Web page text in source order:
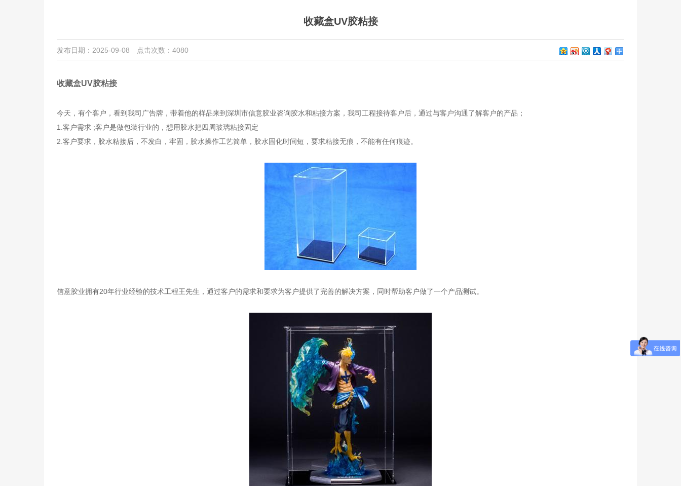
收藏盒UV胶粘接
发布日期：2025-09-08 点击次数：4080
收藏盒UV胶粘接
今天，有个客户，看到我司广告牌，带着他的样品来到深圳市信意胶业咨询胶水和粘接方案，我司工程接待客户后，通过与客户沟通了解客户的产品；
1.客户需求 ;客户是做包装行业的，想用胶水把四周玻璃粘接固定
2.客户要求，胶水粘接后，不发白，牢固，胶水操作工艺简单，胶水固化时间短，要求粘接无痕，不能有任何痕迹。
信意胶业拥有20年行业经验的技术工程王先生，通过客户的需求和要求为客户提供了完善的解决方案，同时帮助客户做了一个产品测试。